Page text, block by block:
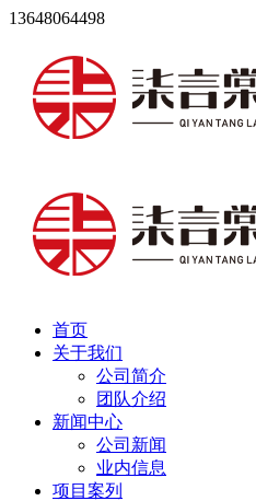
13648064498
首页
关于我们
公司简介
团队介绍
新闻中心
公司新闻
业内信息
项目案列